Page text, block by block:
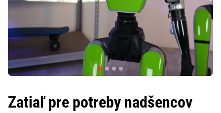
Zatiaľ pre potreby nadšencov